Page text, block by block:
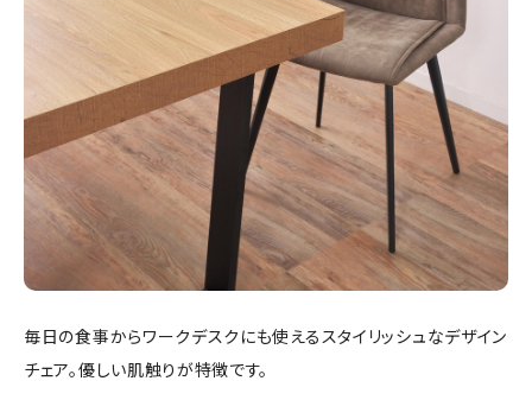
毎日の食事からワークデスクにも使えるスタイリッシュなデザイン
チェア。優しい肌触りが特徴です。